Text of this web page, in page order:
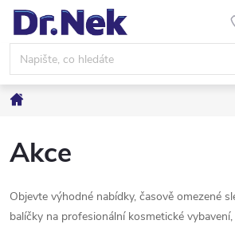
Přejít
obsah
Akce
Objevte výhodné nabídky, časově omezené
balíčky na profesionální kosmetické